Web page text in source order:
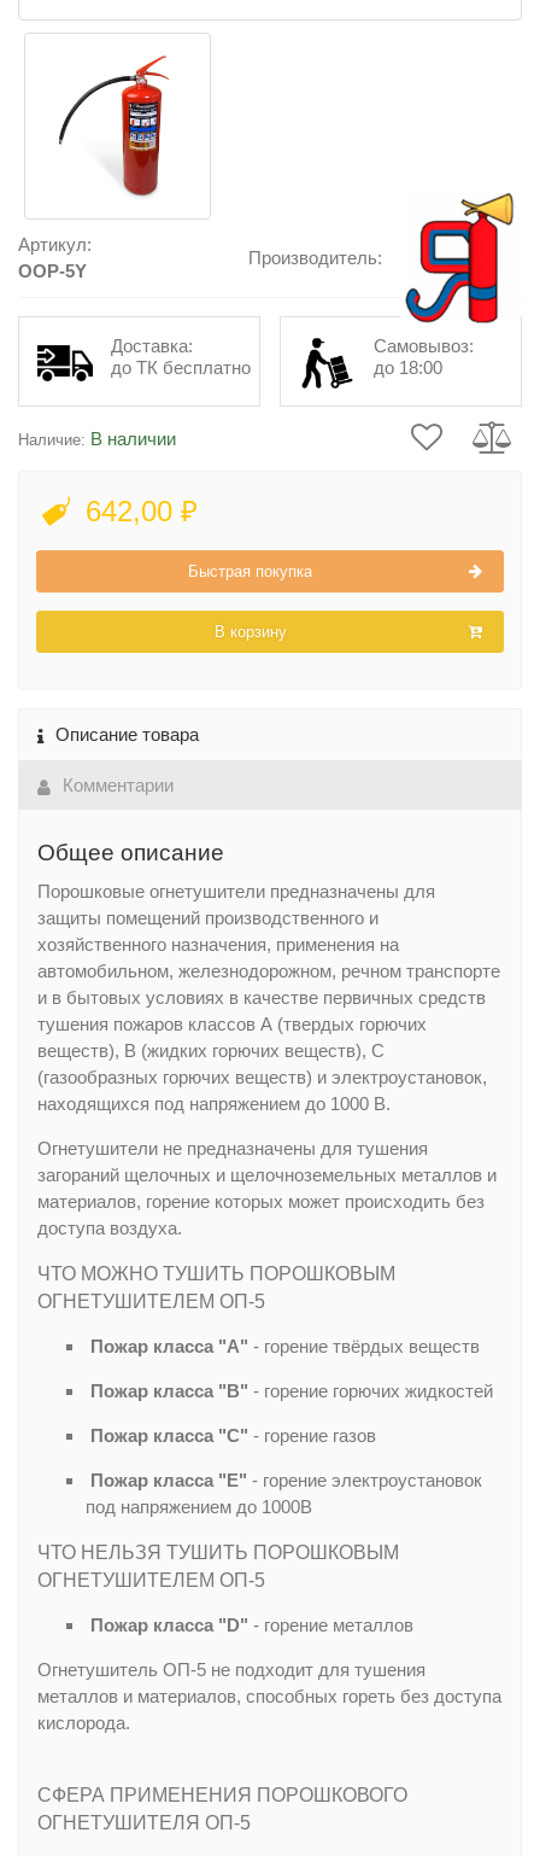
Артикул:
OOP-5Y
Производитель:
Доставка:
до ТК бесплатно
Самовывоз:
до 18:00
Наличие: В наличии
642,00 ₽
Быстрая покупка
В корзину
Описание товара
Комментарии
Общее описание
Порошковые огнетушители предназначены для
защиты помещений производственного и
хозяйственного назначения, применения на
автомобильном, железнодорожном, речном транспорте
и в бытовых условиях в качестве первичных средств
тушения пожаров классов А (твердых горючих
веществ), В (жидких горючих веществ), С
(газообразных горючих веществ) и электроустановок,
находящихся под напряжением до 1000 В.
Огнетушители не предназначены для тушения
загораний щелочных и щелочноземельных металлов и
материалов, горение которых может происходить без
доступа воздуха.
ЧТО МОЖНО ТУШИТЬ ПОРОШКОВЫМ
ОГНЕТУШИТЕЛЕМ ОП-5
Пожар класса "A" - горение твёрдых веществ
Пожар класса "B" - горение горючих жидкостей
Пожар класса "C" - горение газов
Пожар класса "E" - горение электроустановок
под напряжением до 1000В
ЧТО НЕЛЬЗЯ ТУШИТЬ ПОРОШКОВЫМ
ОГНЕТУШИТЕЛЕМ ОП-5
Пожар класса "D" - горение металлов
Огнетушитель ОП-5 не подходит для тушения
металлов и материалов, способных гореть без доступа
кислорода.
СФЕРА ПРИМЕНЕНИЯ ПОРОШКОВОГО
ОГНЕТУШИТЕЛЯ ОП-5